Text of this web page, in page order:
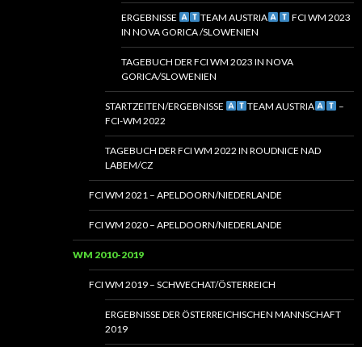
ERGEBNISSE TEAM AUSTRIA
FCI WM 2023
IN NOVA GORICA /SLOWENIEN
TAGEBUCH DER FCI WM 2023 IN NOVA
GORICA/SLOWENIEN
STARTZEITEN/ERGEBNISSE TEAM AUSTRIA
–
FCI-WM 2022
TAGEBUCH DER FCI WM 2022 IN ROUDNICE NAD
LABEM/CZ
FCI WM 2021 – APELDOORN/NIEDERLANDE
FCI WM 2020 – APELDOORN/NIEDERLANDE
WM 2010-2019
FCI WM 2019 – SCHWECHAT/ÖSTERREICH
ERGEBNISSE DER ÖSTERREICHISCHEN MANNSCHAFT
2019